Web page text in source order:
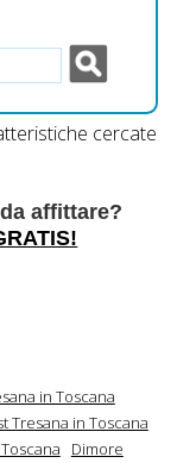
cercate
affittare?
in Toscana
Tresana in Toscana
Dimore